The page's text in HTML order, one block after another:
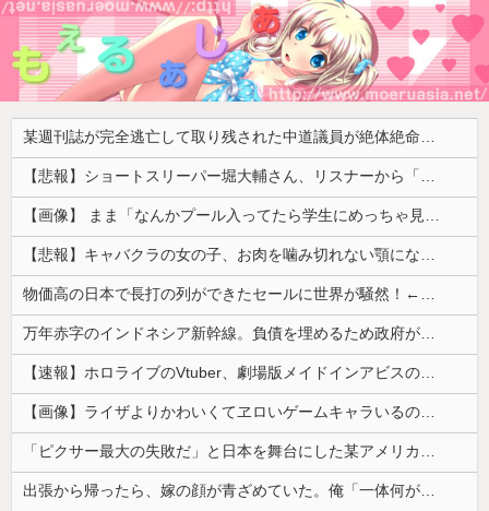
某週刊誌が完全逃亡して取り残された中道議員が絶体絶命の窮地、「今度は宏池会に矛先を向けたか……」と節操の無さに呆れる人が続出
【悲報】ショートスリーパー堀大輔さん、リスナーから「寝たほうがいい！」と言われてガチギレし炎上 → 高須幹也医師の医学的アドバイスに激昂 ｗｗｗｗｗｗｗｗｗ
【画像】 まま「なんかプール入ってたら学生にめっちゃ見られたw」
【悲報】キャバクラの女の子、お肉を噛み切れない顎になってしまう・・・
物価高の日本で長打の列ができたセールに世界が騒然！←「我が国でもやってくれ！」（海外の反応）
万年赤字のインドネシア新幹線。負債を埋めるため政府が過半数の株式を引き受ける
【速報】ホロライブのVtuber、劇場版メイドインアビスの主題歌決定wwwwwwwwww
【画像】ライザよりかわいくてヱロいゲームキャラいるの？ｗｗｗｗｗ
「ピクサー最大の失敗だ」と日本を舞台にした某アメリカ産アニメが話題に、日本と韓国の両方に失礼すぎるわ……
出張から帰ったら、嫁の顔が青ざめていた。俺「一体何があったんだ？」嫁「…」→子供たちに話を聞くと…